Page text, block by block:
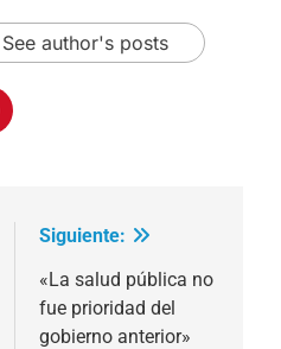
See author's posts
Siguiente:
«La salud pública no
fue prioridad del
gobierno anterior»